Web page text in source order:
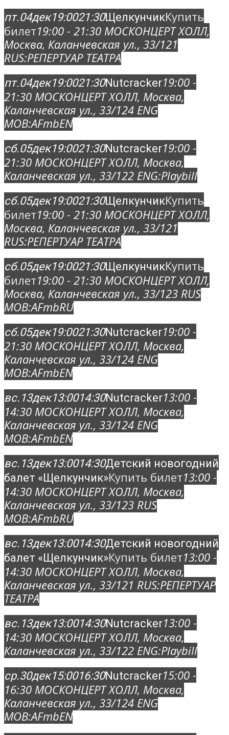
пт.04дек19:0021:30ЩелкунчикКупить
билет19:00 - 21:30 МОСКОНЦЕРТ ХОЛЛ,
Москва, Каланчевская ул., 33/121
RUS:РЕПЕРТУАР ТЕАТРА
пт.04дек19:0021:30Nutcracker19:00 -
21:30 МОСКОНЦЕРТ ХОЛЛ, Москва,
Каланчевская ул., 33/124 ENG
MOB:AFmbEN
сб.05дек19:0021:30Nutcracker19:00 -
21:30 МОСКОНЦЕРТ ХОЛЛ, Москва,
Каланчевская ул., 33/122 ENG:Playbill
сб.05дек19:0021:30ЩелкунчикКупить
билет19:00 - 21:30 МОСКОНЦЕРТ ХОЛЛ,
Москва, Каланчевская ул., 33/121
RUS:РЕПЕРТУАР ТЕАТРА
сб.05дек19:0021:30ЩелкунчикКупить
билет19:00 - 21:30 МОСКОНЦЕРТ ХОЛЛ,
Москва, Каланчевская ул., 33/123 RUS
MOB:AFmbRU
сб.05дек19:0021:30Nutcracker19:00 -
21:30 МОСКОНЦЕРТ ХОЛЛ, Москва,
Каланчевская ул., 33/124 ENG
MOB:AFmbEN
вс. 13дек13:0014:30Nutcracker13:00 -
14:30 МОСКОНЦЕРТ ХОЛЛ, Москва,
Каланчевская ул., 33/124 ENG
MOB:AFmbEN
вс. 13дек13:0014:30Детский новогодний
балет «Щелкунчик»Купить билет13:00 -
14:30 МОСКОНЦЕРТ ХОЛЛ, Москва,
Каланчевская ул., 33/123 RUS
MOB:AFmbRU
вс. 13дек13:0014:30Детский новогодний
балет «Щелкунчик»Купить билет13:00 -
14:30 МОСКОНЦЕРТ ХОЛЛ, Москва,
Каланчевская ул., 33/121 RUS:РЕПЕРТУАР
ТЕАТРА
вс. 13дек13:0014:30Nutcracker13:00 -
14:30 МОСКОНЦЕРТ ХОЛЛ, Москва,
Каланчевская ул., 33/122 ENG:Playbill
ср.30дек15:0016:30Nutcracker15:00 -
16:30 МОСКОНЦЕРТ ХОЛЛ, Москва,
Каланчевская ул., 33/124 ENG
MOB:AFmbEN